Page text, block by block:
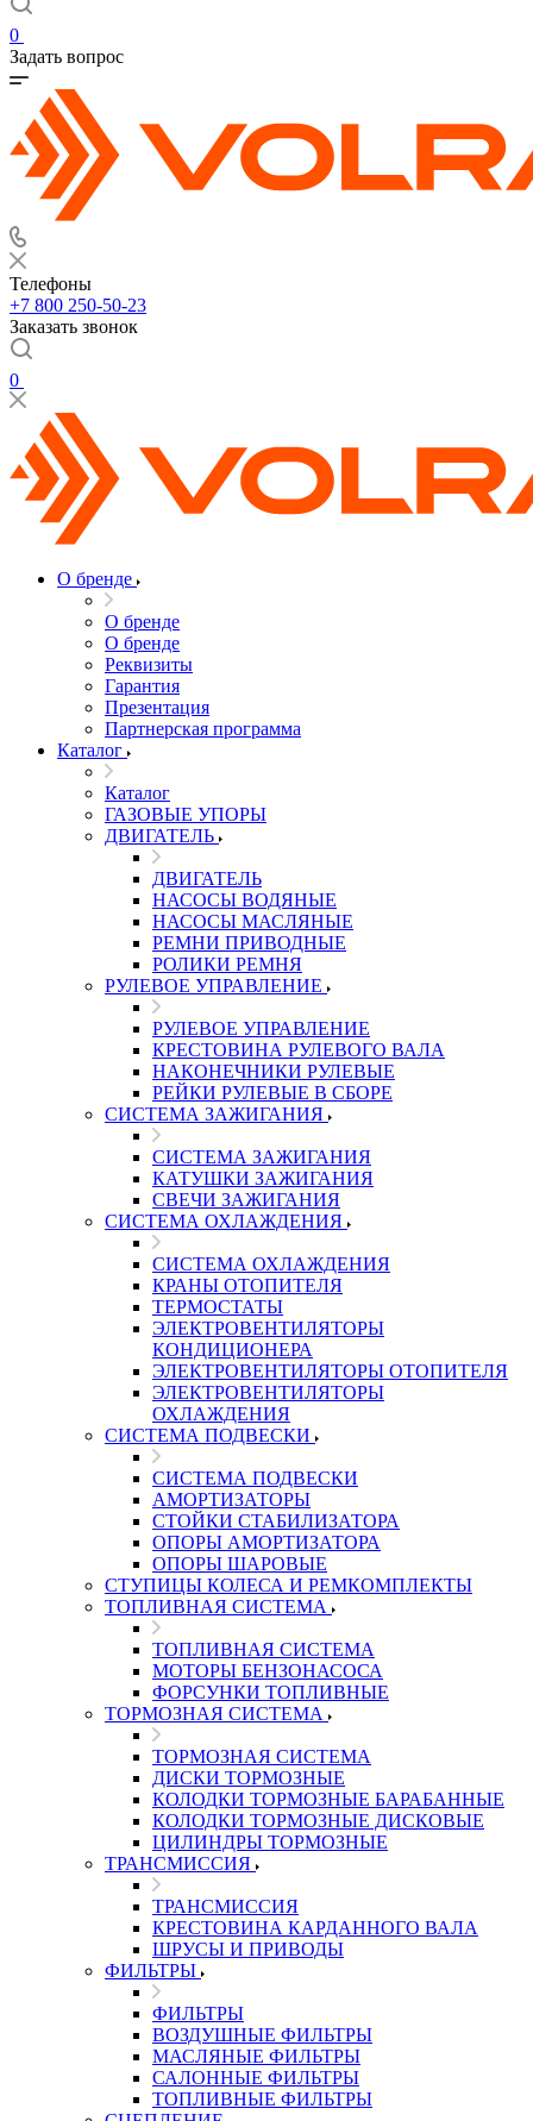
0
Задать вопрос
Телефоны
+7 800 250-50-23
Заказать звонок
0
О бренде
О бренде
О бренде
Реквизиты
Гарантия
Презентация
Партнерская программа
Каталог
Каталог
ГАЗОВЫЕ УПОРЫ
ДВИГАТЕЛЬ
ДВИГАТЕЛЬ
НАСОСЫ ВОДЯНЫЕ
НАСОСЫ МАСЛЯНЫЕ
РЕМНИ ПРИВОДНЫЕ
РОЛИКИ РЕМНЯ
РУЛЕВОЕ УПРАВЛЕНИЕ
РУЛЕВОЕ УПРАВЛЕНИЕ
КРЕСТОВИНА РУЛЕВОГО ВАЛА
НАКОНЕЧНИКИ РУЛЕВЫЕ
РЕЙКИ РУЛЕВЫЕ В СБОРЕ
СИСТЕМА ЗАЖИГАНИЯ
СИСТЕМА ЗАЖИГАНИЯ
КАТУШКИ ЗАЖИГАНИЯ
СВЕЧИ ЗАЖИГАНИЯ
СИСТЕМА ОХЛАЖДЕНИЯ
СИСТЕМА ОХЛАЖДЕНИЯ
КРАНЫ ОТОПИТЕЛЯ
ТЕРМОСТАТЫ
ЭЛЕКТРОВЕНТИЛЯТОРЫ
КОНДИЦИОНЕРА
ЭЛЕКТРОВЕНТИЛЯТОРЫ ОТОПИТЕЛЯ
ЭЛЕКТРОВЕНТИЛЯТОРЫ
ОХЛАЖДЕНИЯ
СИСТЕМА ПОДВЕСКИ
СИСТЕМА ПОДВЕСКИ
АМОРТИЗАТОРЫ
СТОЙКИ СТАБИЛИЗАТОРА
ОПОРЫ АМОРТИЗАТОРА
ОПОРЫ ШАРОВЫЕ
СТУПИЦЫ КОЛЕСА И РЕМКОМПЛЕКТЫ
ТОПЛИВНАЯ СИСТЕМА
ТОПЛИВНАЯ СИСТЕМА
МОТОРЫ БЕНЗОНАСОСА
ФОРСУНКИ ТОПЛИВНЫЕ
ТОРМОЗНАЯ СИСТЕМА
ТОРМОЗНАЯ СИСТЕМА
ДИСКИ ТОРМОЗНЫЕ
КОЛОДКИ ТОРМОЗНЫЕ БАРАБАННЫЕ
КОЛОДКИ ТОРМОЗНЫЕ ДИСКОВЫЕ
ЦИЛИНДРЫ ТОРМОЗНЫЕ
ТРАНСМИССИЯ
ТРАНСМИССИЯ
КРЕСТОВИНА КАРДАННОГО ВАЛА
ШРУСЫ И ПРИВОДЫ
ФИЛЬТРЫ
ФИЛЬТРЫ
ВОЗДУШНЫЕ ФИЛЬТРЫ
МАСЛЯНЫЕ ФИЛЬТРЫ
САЛОННЫЕ ФИЛЬТРЫ
ТОПЛИВНЫЕ ФИЛЬТРЫ